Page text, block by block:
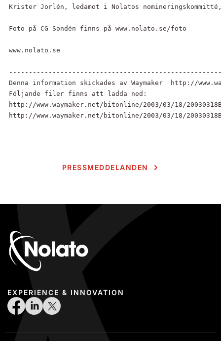
Krister Jorlén, ledamot i Nolatos
Foto på CG Sondén finns på www.nolato.se/foto
www.nolato.se
Denna information skickades av Waymaker  http://
Följande filer finns att ladda ned:
http://www.waymaker.net/bitonline/2003/03/18/
http://www.waymaker.net/bitonline/2003/03/18/
PRESSMEDDELANDEN
EXPERIENCE & INNOVATION